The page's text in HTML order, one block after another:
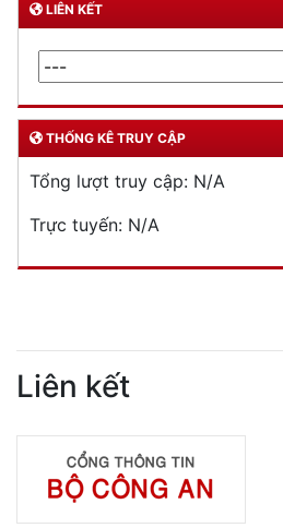
LIÊN KẾT
THỐNG KÊ TRUY CẬP
Tổng lượt truy cập: N/A
Trực tuyến: N/A
Liên kết